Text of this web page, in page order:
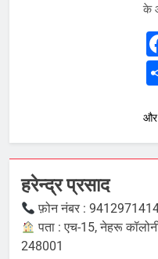
के
हरेन्द्र प्रसाद
फ़ोन नंबर :
पता : एच-15, नेहरू
248001